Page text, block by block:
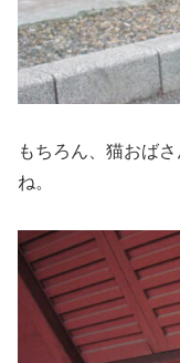
もちろん、猫おば
ね。